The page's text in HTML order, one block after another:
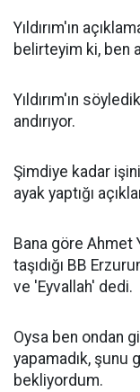
Yıldırım'ın
belirteyim ki, ben
Yıldırım'ın
andırıyor.
Şimdiye kadar
ayak yaptığı
Bana göre Ahmet
taşıdığı BB
ve 'Eyvallah' dedi.
Oysa ben ondan
yapamadık,
bekliyordum.